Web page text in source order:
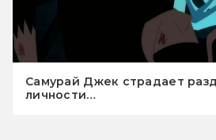
Самурай Джек страдает
личности…